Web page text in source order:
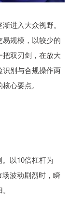
进入大众视野。
规模，以较少的
双刃剑，在放大
别与合规操作两
心要点。
以10倍杠杆为
波动剧烈时，瞬